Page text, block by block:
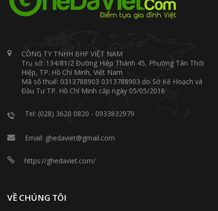
CÔNG TY TNHH BHF VIỆT NAM
Trụ sở: 134/81/2 Đường Hiệp Thành 45, Phường Tân Thới
Hiệp, TP. Hồ Chí Minh, Việt Nam
Mã số thuế: 0313788903 0313788903 do Sở Kế Hoạch và
Đầu Tư TP. Hồ Chí Minh cấp ngày 05/05/2016
Tel: (028) 3620 0820 - 0933832979
Email: ghedaviet@gmail.com
https://ghedaviet.com/
VỀ CHÚNG TÔI